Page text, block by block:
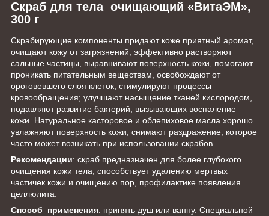
Скраб для тела очищающий «ВитаЭМ»,
300 г
Скрабирующие компоненты придают коже приятный аромат,
очищают кожу от загрязнений, эффективно растворяют
сальные частицы, выравнивают поверхность кожи, помогают
проникать питательным веществам, освобождают от
ороговевшего слоя клеток; стимулируют процессы
кровообращения; улучшают насыщение тканей кислородом,
подавляют развитие бактерий, вызывающих воспаление
кожи. Натуральное касторовое и облепиховое масла хорошо
увлажняют поверхность кожи, снимают раздражение, которое
часто может возникать при использовании скрабов.
Рекомендации: скраб предназначен для более глубокого
очищения кожи тела, способствует удалению мертвых
частичек кожи и очищению пор, профилактике появления
целлюлита.
Способ применения: принять душ или ванну. Специальной